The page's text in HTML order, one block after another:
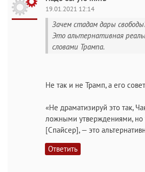
19.01.2021 12:14
Зачем стадам дары
Это альтернативная
словами Трампа.
Не так и не Трамп, а его
«Не драматизируй это так,
ложными утверждениями, но
[Спайсер], — это
Ответить